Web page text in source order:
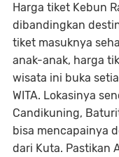
Harga tiket Kebun
dibandingkan
tiket masuknya
anak-anak, harga
wisata ini buka
WITA. Lokasinya
Candikuning,
bisa mencapainya
dari Kuta. Pastikan